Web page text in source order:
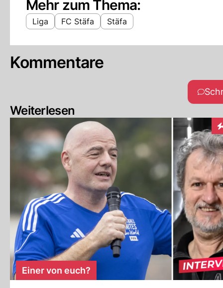
Mehr zum Thema:
Liga FC Stäfa Stäfa
Kommentare
Weiterlesen
Einer von euch?